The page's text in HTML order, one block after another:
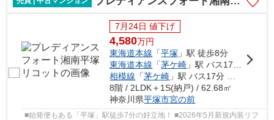
7月24日 値下げ
4,580万円
東海道本線 「平塚 」駅 徒歩8分
東海道本線 「茅ケ崎 」駅 バス17分 「松原」 停歩3分車16分 5.0km
相模線 「茅ケ崎 」駅 バス17分 「松原」 停歩3分車16分 5.0km
8階 / 2LDK＋1S(納戸) / 62.68㎡
神奈川県平塚市宮の前
■始発便もある「平塚」駅徒歩7分の好立地！ ■2026年5月新規内装リフ